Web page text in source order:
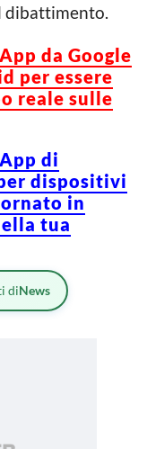
dibattimento.
da Google
per essere
reale sulle
di
dispositivi
in
tua
diNews